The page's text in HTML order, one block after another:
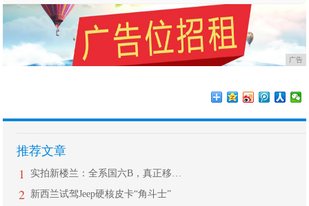
广告
推荐文章
1 实拍新楼兰：全系国六B，真正移动大沙
2 新西兰试驾Jeep硬核皮卡“角斗士”